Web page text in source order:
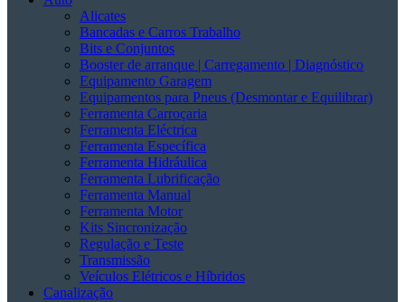
Alicates
Bancadas e Carros Trabalho
Bits e Conjuntos
Booster de arranque | Carregamento | Diagnóstico
Equipamento Garagem
Equipamentos para Pneus (Desmontar e Equilibrar)
Ferramenta Carroçaria
Ferramenta Eléctrica
Ferramenta Específica
Ferramenta Hidráulica
Ferramenta Lubrificação
Ferramenta Manual
Ferramenta Motor
Kits Sincronização
Regulação e Teste
Transmissão
Veículos Elétricos e Híbridos
Canalização